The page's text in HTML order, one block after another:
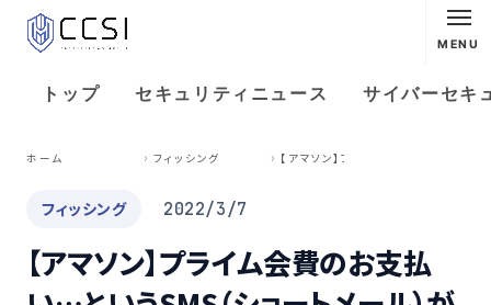
MENU
トップ セキュリティニュース サイバーセキ
ホーム フィッシング
フィッシング 2022/3/7
【アマソン】プライム会費のお支払